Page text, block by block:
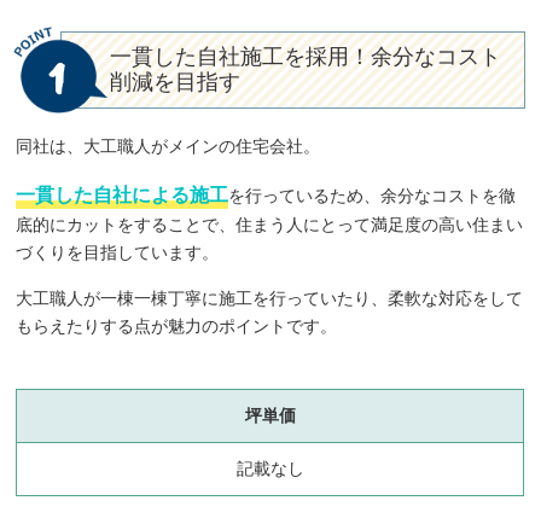
1
一貫した自社施工を採用！余分なコスト
削減を目指す
同社は、大工職人がメインの住宅会社。
一貫した自社による施工を行っているため、余分なコストを徹
底的にカットをすることで、住まう人にとって満足度の高い住まい
づくりを目指しています。
大工職人が一棟一棟丁寧に施工を行っていたり、柔軟な対応をして
もらえたりする点が魅力のポイントです。
坪単価
記載なし